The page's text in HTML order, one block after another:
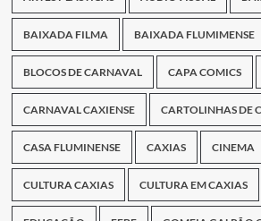
BAIXADA FILMA BAIXADA FLUMIMENSE
BLOCOS DE CARNAVAL CAPA COMICS
CARNAVAL CAXIENSE CARTOLINHAS DE
CASA FLUMINENSE CAXIAS CINEMA
CULTURA CAXIAS CULTURA EM CAXIAS